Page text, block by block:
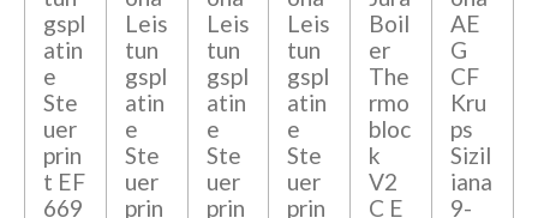
gspl
atin
e
Ste
uer
prin
t EF
669
Leis
tun
gspl
atin
e
Ste
uer
prin
Leis
tun
gspl
atin
e
Ste
uer
prin
Leis
tun
gspl
atin
e
Ste
uer
prin
Boil
er
The
rmo
bloc
k
V2
C E
AE
G
CF
Kru
ps
Sizil
iana
9-